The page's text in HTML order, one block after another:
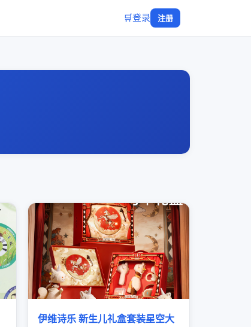
🛒登录 注册
伊维诗乐 新生儿礼盒套装星空大